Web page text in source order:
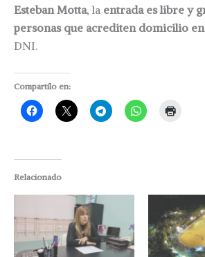
Esteban Motta, la entrada es libre y
personas que acrediten domicilio
DNI.
Compartilo en:
Relacionado